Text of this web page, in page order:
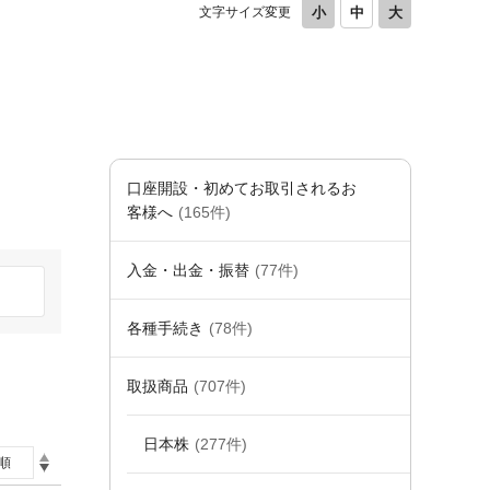
文字サイズ変更
口座開設・初めてお取引されるお
客様へ (165件)
入金・出金・振替 (77件)
各種手続き (78件)
取扱商品 (707件)
日本株 (277件)